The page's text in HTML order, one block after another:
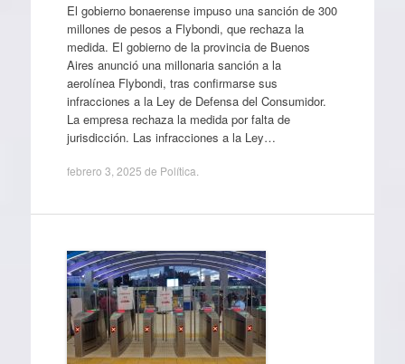
El gobierno bonaerense impuso una sanción de 300
millones de pesos a Flybondi, que rechaza la
medida. El gobierno de la provincia de Buenos
Aires anunció una millonaria sanción a la
aerolínea Flybondi, tras confirmarse sus
infracciones a la Ley de Defensa del Consumidor.
La empresa rechaza la medida por falta de
jurisdicción. Las infracciones a la Ley…
febrero 3, 2025 de Política